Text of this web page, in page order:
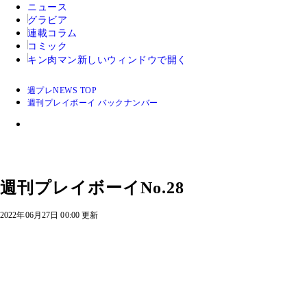
ニュース
グラビア
連載コラム
コミック
キン肉マン 新しいウィンドウで開く
週プレNEWS TOP
週刊プレイボーイ バックナンバー
週刊プレイボーイNo.28
2022年06月27日 00:00 更新